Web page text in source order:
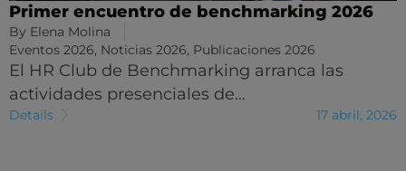
Primer encuentro de benchmarking 2026
By Elena Molina
Eventos 2026, Noticias 2026, Publicaciones 2026
El HR Club de Benchmarking arranca las
actividades presenciales de…
Details 17 abril, 2026